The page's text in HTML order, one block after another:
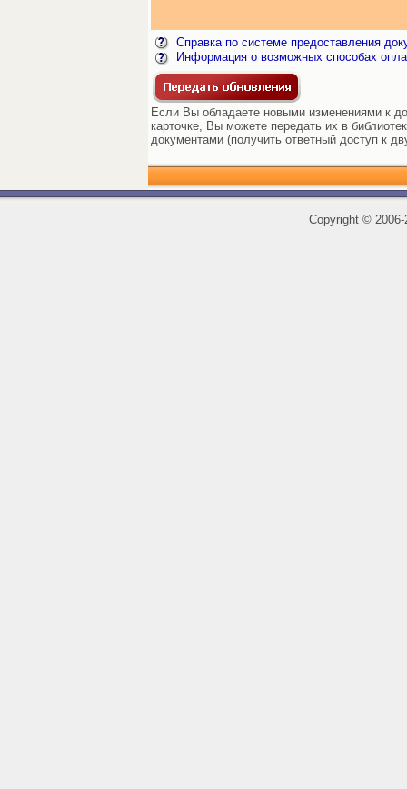
Справка по системе предоставления
Информация о возможных способах
Если Вы обладаете новыми изменениями к
карточке, Вы можете передать их в
документами (получить ответный доступ к
Copyright ©